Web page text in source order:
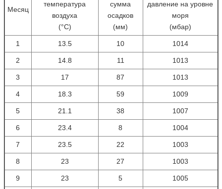
Месяц
температура
воздуха
(°С)
сумма
осадков
(мм)
давление на уровне
моря
(мбар)
1 13.5 10 1014
2 14.8 11 1013
3 17 87 1013
4 18.3 59 1009
5 21.1 38 1007
6 23.4 8 1004
7 23.5 22 1003
8 23 27 1003
9 23 5 1005